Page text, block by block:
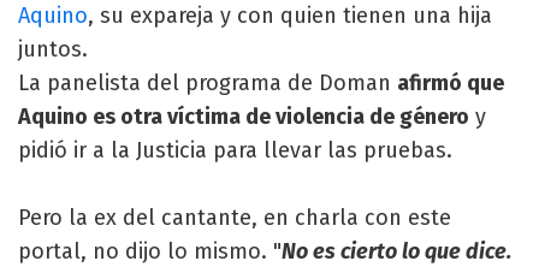
Aquino, su expareja y con quien tienen una hija
juntos.
La panelista del programa de Doman afirmó que
Aquino es otra víctima de violencia de género y
pidió ir a la Justicia para llevar las pruebas.
Pero la ex del cantante, en charla con este
portal, no dijo lo mismo. "No es cierto lo que dice.